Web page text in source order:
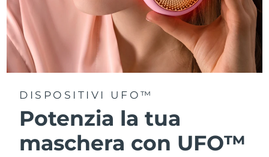
DISPOSITIVI UFO™
Potenzia la tua
maschera con UFO™
Stati Uniti Consegna stimata8/10/26
Uzbekistan Consegna stimata 8/14/26
Vietnam Consegna stimata8/15/26